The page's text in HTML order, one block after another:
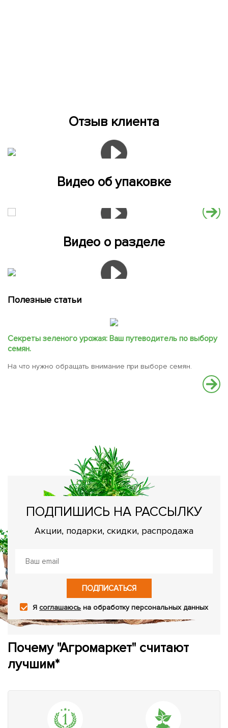
Отзыв клиента
Видео об упаковке
Видео о разделе
Полезные статьи
Секреты зеленого урожая: Ваш путеводитель по выбору
семян.
На что нужно обращать внимание при выборе семян.
ПОДПИШИСЬ НА РАССЫЛКУ
Акции, подарки, скидки, распродажа
ПОДПИСАТЬСЯ
Ясоглашаюсь на обработку персональных данных
Почему "Агромаркет" считают
лучшим*